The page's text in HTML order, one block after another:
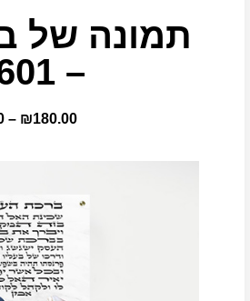
תמונה של
– LIS-601
₪180.00
–